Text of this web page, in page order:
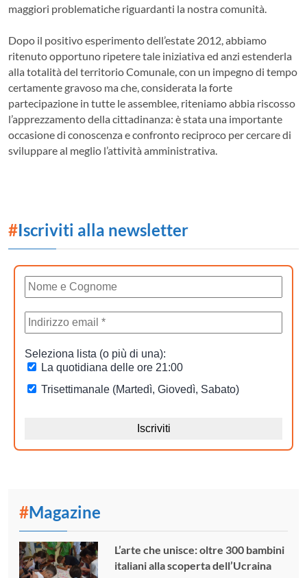
maggiori problematiche riguardanti la nostra comunità.
Dopo il positivo esperimento dell’estate 2012, abbiamo
ritenuto opportuno ripetere tale iniziativa ed anzi estenderla
alla totalità del territorio Comunale, con un impegno di tempo
certamente gravoso ma che, considerata la forte
partecipazione in tutte le assemblee, riteniamo abbia riscosso
l’apprezzamento della cittadinanza: è stata una importante
occasione di conoscenza e confronto reciproco per cercare di
sviluppare al meglio l’attività amministrativa.
#Iscriviti alla newsletter
#Magazine
L’arte che unisce: oltre 300 bambini
italiani alla scoperta dell’Ucraina